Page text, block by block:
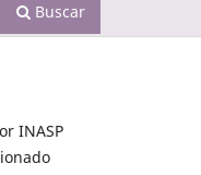
Buscar
INASP